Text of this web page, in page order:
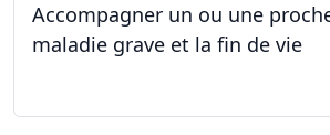
Accompagner un ou une
maladie grave et la fin de vie